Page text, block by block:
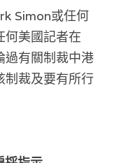
Simon或任何
何美國記者在
過有關制裁中港
制裁及要有所行